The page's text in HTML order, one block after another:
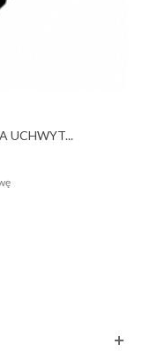
UCHWYT...